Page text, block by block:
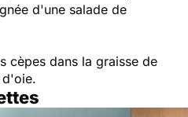
d'une salade de
cèpes dans la graisse de
d'oie.